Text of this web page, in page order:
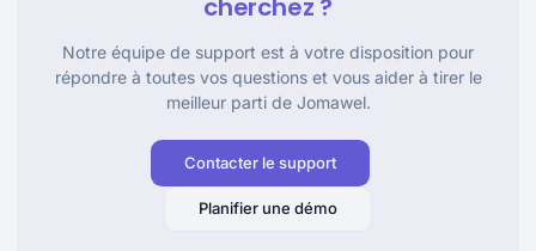
cherchez ?
Notre équipe de support est à votre disposition pour
répondre à toutes vos questions et vous aider à tirer le
meilleur parti de Jomawel.
Contacter le support
Planifier une démo